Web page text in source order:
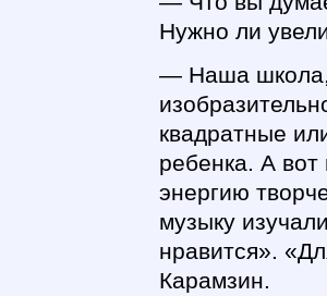
Нужно ли
— Наша школа,
квадратные
ребенка. А
энергию
музыку
нравится».
Карамзин.